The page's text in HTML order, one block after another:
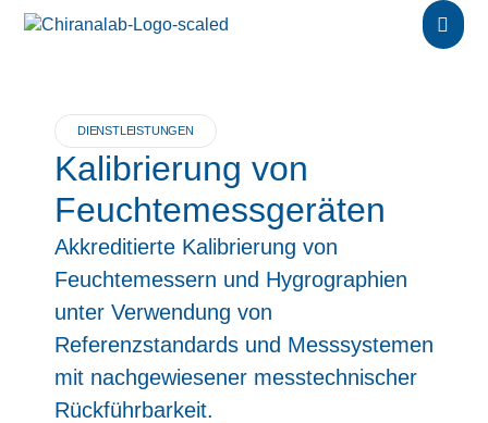
DIENSTLEISTUNGEN
Kalibrierung von
Feuchtemessgeräten
Akkreditierte Kalibrierung von
Feuchtemessern und Hygrographien
unter Verwendung von
Referenzstandards und Messsystemen
mit nachgewiesener messtechnischer
Rückführbarkeit.